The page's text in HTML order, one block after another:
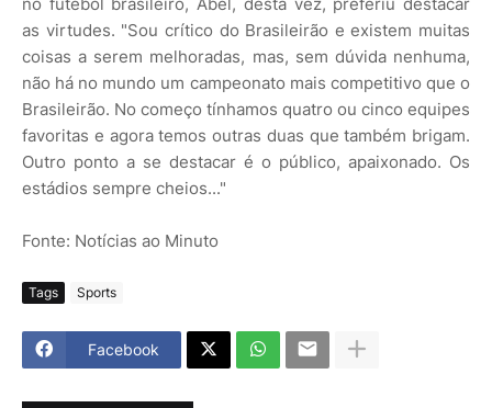
as virtudes. "Sou crítico do Brasileirão e existem muitas
coisas a serem melhoradas, mas, sem dúvida nenhuma,
não há no mundo um campeonato mais competitivo que o
Brasileirão. No começo tínhamos quatro ou cinco equipes
favoritas e agora temos outras duas que também brigam.
Outro ponto a se destacar é o público, apaixonado. Os
estádios sempre cheios..."
Fonte: Notícias ao Minuto
Tags Sports
Facebook